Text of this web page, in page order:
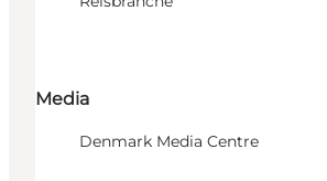
Media
Denmark Media Centre